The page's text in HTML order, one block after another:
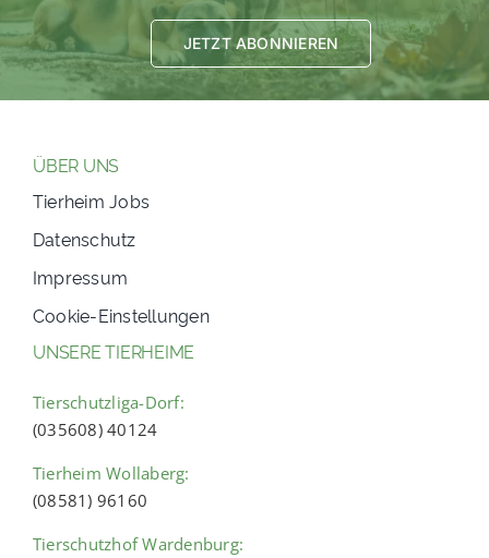
JETZT ABONNIEREN
ÜBER UNS
Tierheim Jobs
Datenschutz
Impressum
Cookie-Einstellungen
UNSERE TIERHEIME
Tierschutzliga-Dorf:
(035608) 40124
Tierheim Wollaberg:
(08581) 96160
Tierschutzhof Wardenburg: